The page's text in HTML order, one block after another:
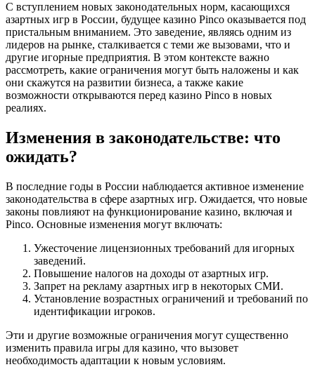
С вступлением новых законодательных норм, касающихся
азартных игр в России, будущее казино Pinco оказывается под
пристальным вниманием. Это заведение, являясь одним из
лидеров на рынке, сталкивается с теми же вызовами, что и
другие игорные предприятия. В этом контексте важно
рассмотреть, какие ограничения могут быть наложены и как
они скажутся на развитии бизнеса, а также какие
возможности открываются перед казино Pinco в новых
реалиях.
Изменения в законодательстве: что
ожидать?
В последние годы в России наблюдается активное изменение
законодательства в сфере азартных игр. Ожидается, что новые
законы повлияют на функционирование казино, включая и
Pinco. Основные изменения могут включать:
Ужесточение лицензионных требований для игорных
заведений.
Повышение налогов на доходы от азартных игр.
Запрет на рекламу азартных игр в некоторых СМИ.
Установление возрастных ограничений и требований по
идентификации игроков.
Эти и другие возможные ограничения могут существенно
изменить правила игры для казино, что вызовет
необходимость адаптации к новым условиям.